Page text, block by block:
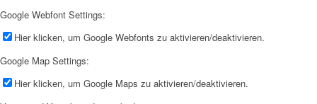
Google Webfont Settings:
Hier klicken, um Google Webfonts zu aktivieren/deaktivieren.
Google Map Settings:
Hier klicken, um Google Maps zu aktivieren/deaktivieren.